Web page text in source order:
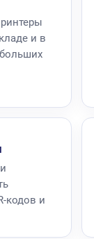
и в
кодов и